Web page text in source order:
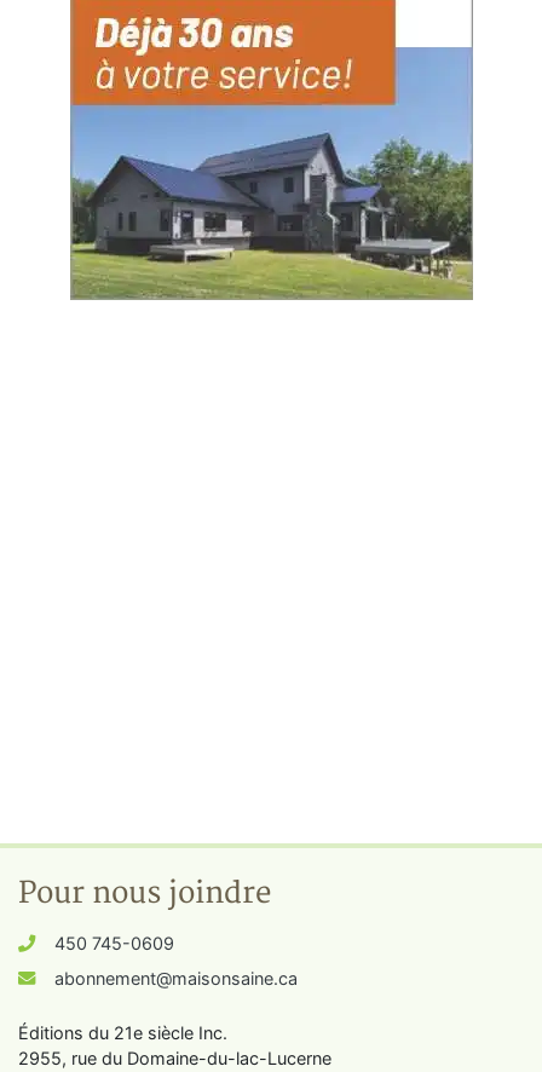
Pour nous joindre
450 745-0609
abonnement@maisonsaine.ca
Éditions du 21e siècle Inc.
2955, rue du Domaine-du-lac-Lucerne